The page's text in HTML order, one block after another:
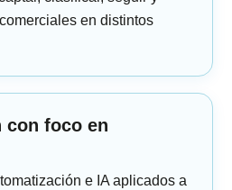
en distintos
con foco en
e IA aplicados a